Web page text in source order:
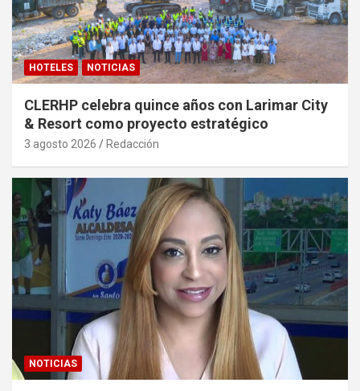
HOTELES NOTICIAS
CLERHP celebra quince años con Larimar City
& Resort como proyecto estratégico
3 agosto 2026 Redacción
NOTICIAS